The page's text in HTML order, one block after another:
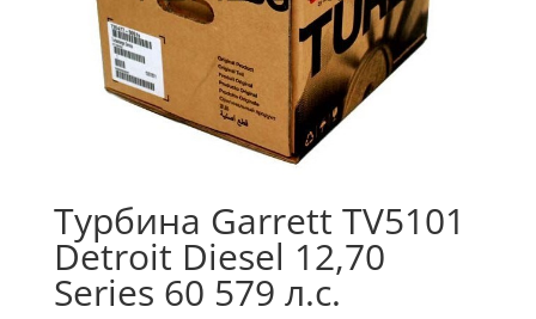
Турбина Garrett TV5101
Detroit Diesel 12,70
Series 60 579 л.с.